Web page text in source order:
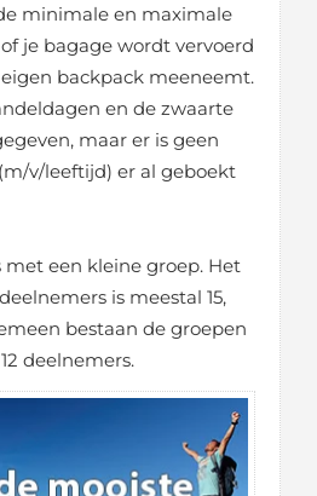
minimale en maximale
je bagage wordt vervoerd
backpack meeneemt.
en de zwaarte
maar er is geen
v/leeftijd) er al geboekt
met een kleine groep. Het
is meestal 15,
bestaan de groepen
deelnemers.